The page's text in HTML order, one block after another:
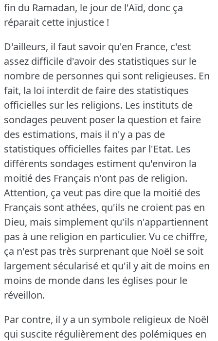
fin du Ramadan, le jour de l'Aïd, donc ça
réparait cette injustice !
D'ailleurs, il faut savoir qu'en France, c'est
assez difficile d'avoir des statistiques sur le
nombre de personnes qui sont religieuses. En
fait, la loi interdit de faire des statistiques
officielles sur les religions. Les instituts de
sondages peuvent poser la question et faire
des estimations, mais il n'y a pas de
statistiques officielles faites par l'Etat. Les
différents sondages estiment qu'environ la
moitié des Français n'ont pas de religion.
Attention, ça veut pas dire que la moitié des
Français sont athées, qu'ils ne croient pas en
Dieu, mais simplement qu'ils n'appartiennent
pas à une religion en particulier. Vu ce chiffre,
ça n'est pas très surprenant que Noël se soit
largement sécularisé et qu'il y ait de moins en
moins de monde dans les églises pour le
réveillon.
Par contre, il y a un symbole religieux de Noël
qui suscite régulièrement des polémiques en